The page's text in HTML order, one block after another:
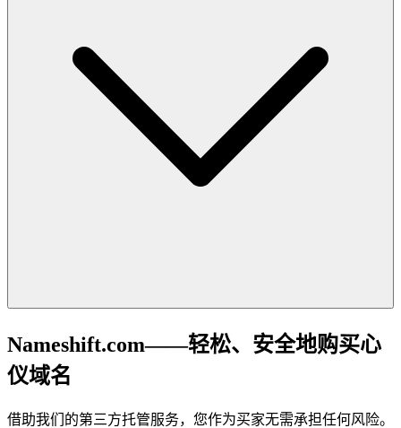
Nameshift.com——轻松、安全地购买心
仪域名
借助我们的第三方托管服务，您作为买家无需承担任何风险。